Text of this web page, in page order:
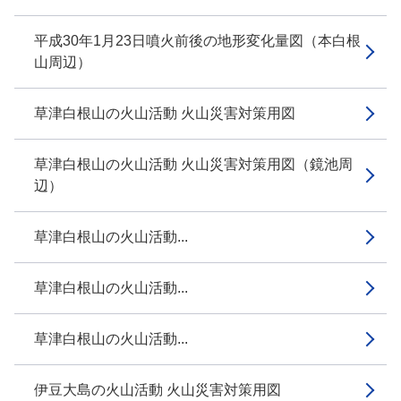
平成30年1月23日噴火前後の地形変化量図（本白根
山周辺）
草津白根山の火山活動 火山災害対策用図
草津白根山の火山活動 火山災害対策用図（鏡池周
辺）
草津白根山の火山活動...
草津白根山の火山活動...
草津白根山の火山活動...
伊豆大島の火山活動 火山災害対策用図